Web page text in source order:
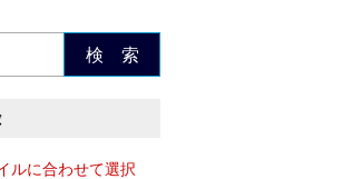
検 索
ルに合わせて選択